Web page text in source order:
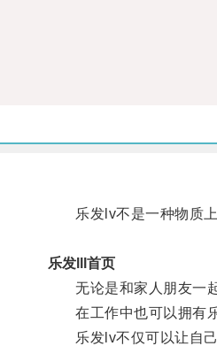
乐发lv不是一种物质上
乐发lll首页
无论是和家人朋友一起
在工作中也可以拥有乐
乐发lv不仅可以让自己